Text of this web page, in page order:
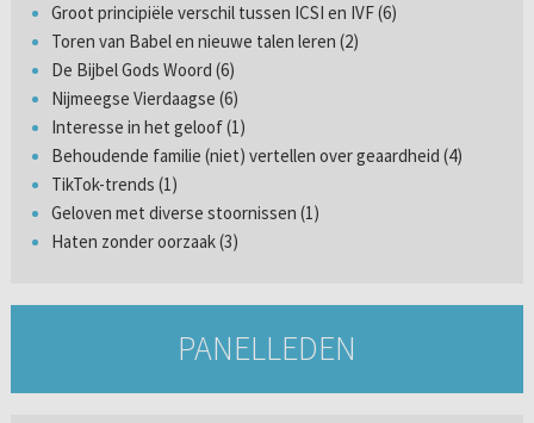
Groot principiële verschil tussen ICSI en IVF (6)
Toren van Babel en nieuwe talen leren (2)
De Bijbel Gods Woord (6)
Nijmeegse Vierdaagse (6)
Interesse in het geloof (1)
Behoudende familie (niet) vertellen over geaardheid (4)
TikTok-trends (1)
Geloven met diverse stoornissen (1)
Haten zonder oorzaak (3)
PANELLEDEN